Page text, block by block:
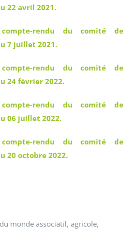
22 avril 2021.
compte-rendu du comité de
7 juillet 2021.
compte-rendu du comité de
24 février 2022.
compte-rendu du comité de
06 juillet 2022.
compte-rendu du comité de
20 octobre 2022.
monde associatif, agricole,